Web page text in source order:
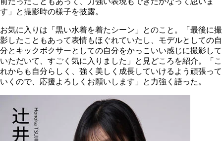
す」と撮影時の様子を披露。
お気に入りは「黒い水着を着たシーン」とのこと。「最後に撮
影したこともあって表情もほぐれていたし、モデルとしての自
分とキックボクサーとしての自分をかっこいい感じに撮影して
いただいて、すごく気に入りました」と見どころを紹介。「こ
れからも自分らしく、強く美しく成長していけるよう頑張って
いくので、応援よろしくお願いします」と力強く語った。